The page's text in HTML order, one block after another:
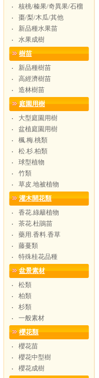
‧
核桃/榛果/奇異果/石榴
‧
棗/梨/木瓜/其他
‧
新品種水果苗
‧
水果成樹
樹苗
‧
新品種樹苗
‧
高經濟樹苗
‧
造林樹苗
庭園用樹
‧
大型庭園用樹
‧
盆植庭園用樹
‧
楓.梅.桃類
‧
松.杉.柏類
‧
球型植物
‧
竹類
‧
草皮.地被植物
灌木開花類
‧
香花.綠籬植物
‧
茶花.杜鵑苗
‧
藥用.香料.香草
‧
藤蔓類
‧
特殊桂花品種
盆景素材
‧
松類
‧
柏類
‧
杉類
‧
一般素材
櫻花類
‧
櫻花苗
‧
櫻花中型樹
‧
櫻花成樹